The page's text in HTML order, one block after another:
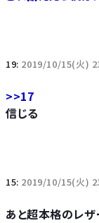
19: 2019/10/15(火)
>>17
信じる
15: 2019/10/15(火)
あと超本格のレザ